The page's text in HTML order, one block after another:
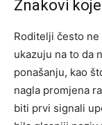
Znakovi
Roditelji često
ukazuju na to da
ponašanju, kao
nagla promjena
biti prvi signali